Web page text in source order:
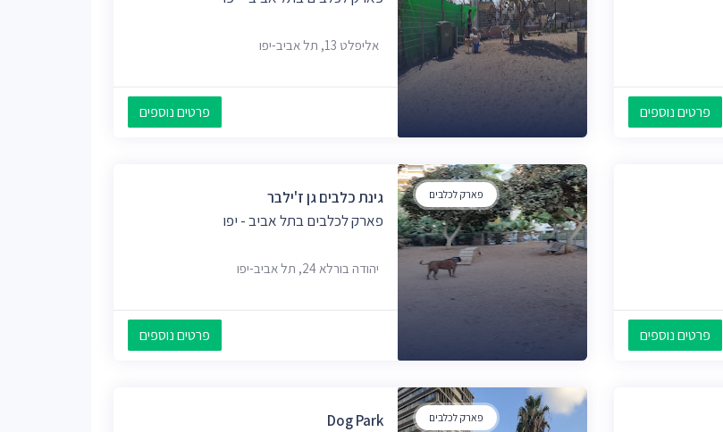
פרטים נוספים
אליפלט 13, תל אביב-יפו
פרטים נוספים
פרטים נוספים
פארק לכלבים
גינת כלבים גן ז'ילבר
פארק לכלבים בתל אביב - יפו
יהודה בורלא 24, תל אביב-יפו
פרטים נוספים
פארק לכלבים
Dog Park